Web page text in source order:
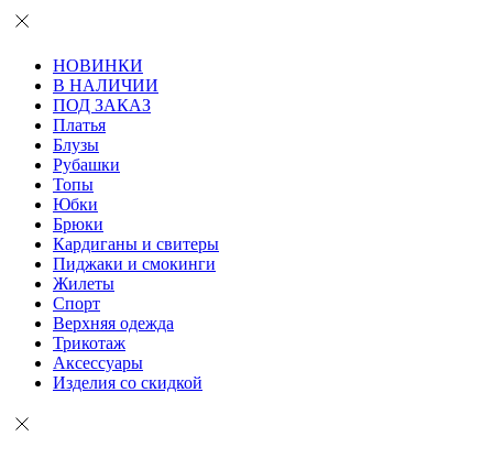
НОВИНКИ
В НАЛИЧИИ
ПОД ЗАКАЗ
Платья
Блузы
Рубашки
Топы
Юбки
Брюки
Кардиганы и свитеры
Пиджаки и смокинги
Жилеты
Спорт
Верхняя одежда
Трикотаж
Аксессуары
Изделия со скидкой